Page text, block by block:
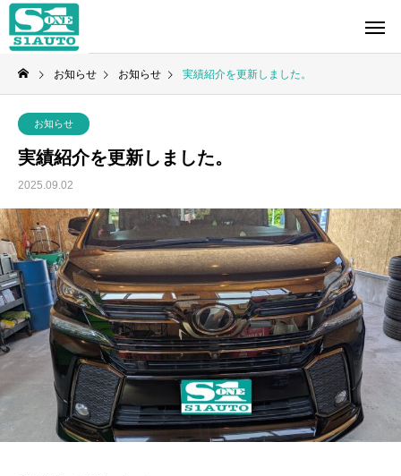
お知らせ お知らせ 実績紹介を更新しました。
お知らせ
実績紹介を更新しました。
2025.09.02